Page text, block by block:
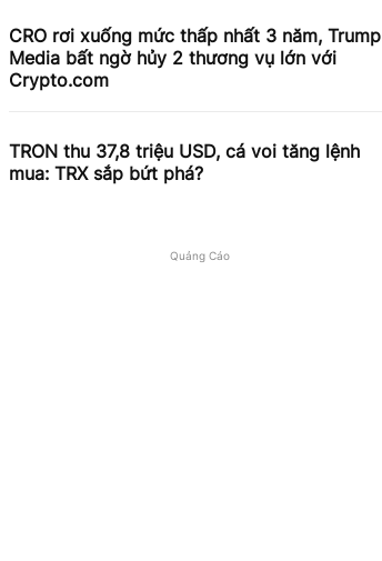
CRO rơi xuống mức thấp nhất 3 năm, Trump
Media bất ngờ hủy 2 thương vụ lớn với
Crypto.com
TRON thu 37,8 triệu USD, cá voi tăng lệnh
mua: TRX sắp bứt phá?
Quảng Cáo